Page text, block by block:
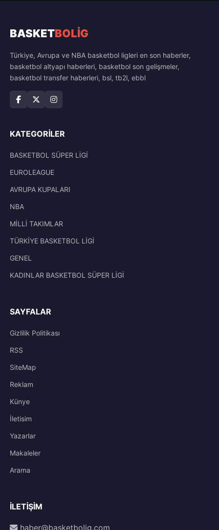
BASKETBOLİG
Türkiye, Avrupa ve NBA basketbol ligleri en son haberler,
basketbol altyapı haberleri, basketbol son gelişmeler,
basketbol transfer haberleri, bsl, tb2l, ebbl
KATEGORILER
BASKETBOL SÜPER LİGİ
EUROLEAGUE
AVRUPA KUPALARI
NBA
MİLLİ TAKIMLAR
TÜRKİYE BASKETBOL LİGİ
GENEL
KADINLAR BASKETBOL SÜPER LİGİ
SAYFALAR
Gizlilik Politikası
RSS
SiteMap
Reklam
Künye
İletisim
Yazarlar
Makaleler
Arama
İLETIŞIM
haber@basketbolig.com